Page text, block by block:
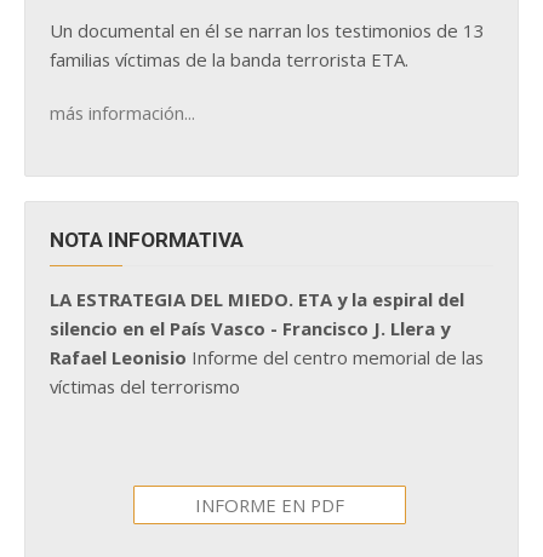
Un documental en él se narran los testimonios de 13
familias víctimas de la banda terrorista ETA.
más información...
NOTA INFORMATIVA
LA ESTRATEGIA DEL MIEDO. ETA y la espiral del
silencio en el País Vasco - Francisco J. Llera y
Rafael Leonisio Informe del centro memorial de las
víctimas del terrorismo
INFORME EN PDF